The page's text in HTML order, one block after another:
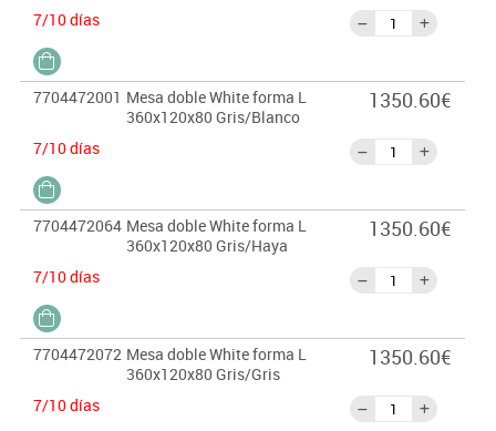
7/10 días
7704472001 Mesa doble White forma L
360x120x80 Gris/Blanco
7/10 días
1350.60€
7704472064 Mesa doble White forma L
360x120x80 Gris/Haya
7/10 días
1350.60€
7704472072 Mesa doble White forma L
360x120x80 Gris/Gris
7/10 días
1350.60€